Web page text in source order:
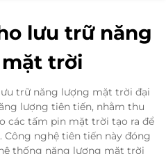
lưu trữ năng
trời
trữ năng lượng mặt trời đại
lượng tiên tiến, nhằm thu
các tấm pin mặt trời tạo ra để
Công nghệ tiên tiến này đóng
thống năng lượng mặt trời